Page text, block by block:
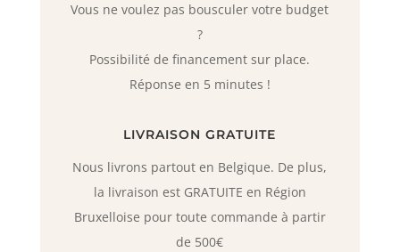
Vous ne voulez pas bousculer votre budget
?
Possibilité de financement sur place.
Réponse en 5 minutes !
LIVRAISON GRATUITE
Nous livrons partout en Belgique. De plus,
la livraison est GRATUITE en Région
Bruxelloise pour toute commande à partir
de 500€